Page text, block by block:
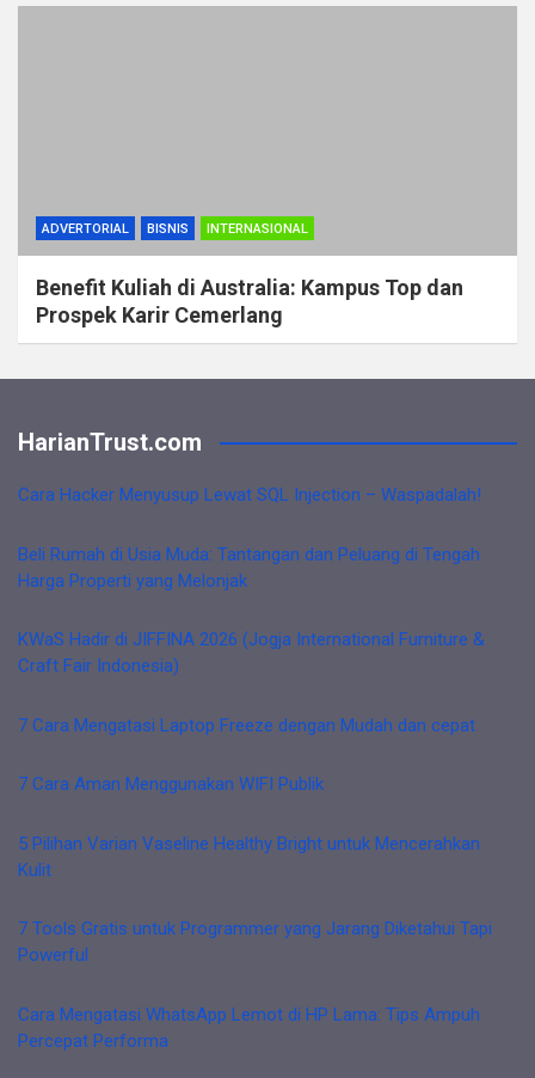
ADVERTORIAL BISNIS INTERNASIONAL
Benefit Kuliah di Australia: Kampus Top dan
Prospek Karir Cemerlang
HarianTrust.com
Cara Hacker Menyusup Lewat SQL Injection – Waspadalah!
Beli Rumah di Usia Muda: Tantangan dan Peluang di Tengah
Harga Properti yang Melonjak
KWaS Hadir di JIFFINA 2026 (Jogja International Furniture &
Craft Fair Indonesia)
7 Cara Mengatasi Laptop Freeze dengan Mudah dan cepat
7 Cara Aman Menggunakan WIFI Publik
5 Pilihan Varian Vaseline Healthy Bright untuk Mencerahkan
Kulit
7 Tools Gratis untuk Programmer yang Jarang Diketahui Tapi
Powerful
Cara Mengatasi WhatsApp Lemot di HP Lama: Tips Ampuh
Percepat Performa